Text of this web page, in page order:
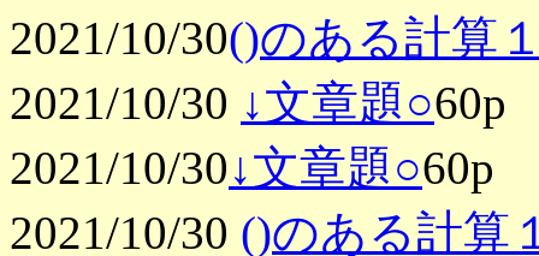
2021/10/30()のある計算
2021/10/30 ↓文章題○60p
2021/10/30↓文章題○60p
2021/10/30 ()のある計算